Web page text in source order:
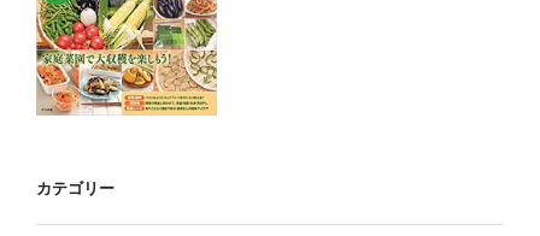
カテゴリー